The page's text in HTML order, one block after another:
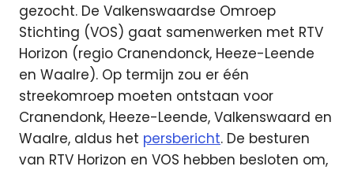
gezocht. De Valkenswaardse Omroep
Stichting (VOS) gaat samenwerken met RTV
Horizon (regio Cranendonck, Heeze-Leende
en Waalre). Op termijn zou er één
streekomroep moeten ontstaan voor
Cranendonk, Heeze-Leende, Valkenswaard en
Waalre, aldus het persbericht. De besturen
van RTV Horizon en VOS hebben besloten om,